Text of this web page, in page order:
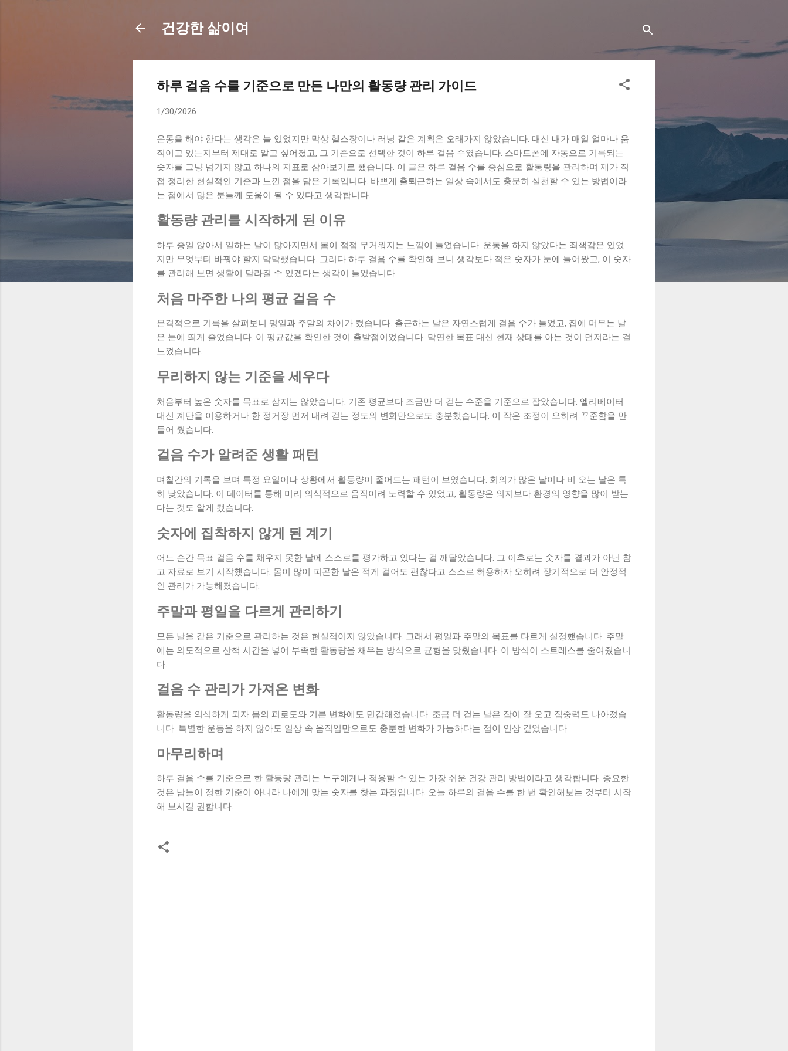
건강한 삶이여
하루 걸음 수를 기준으로 만든 나만의 활동량 관리 가이드
1/30/2026
운동을 해야 한다는 생각은 늘 있었지만 막상 헬스장이나 러닝 같은 계획은 오래가지 않았습니다. 대신 내가 매일 얼마나 움
직이고 있는지부터 제대로 알고 싶어졌고, 그 기준으로 선택한 것이 하루 걸음 수였습니다. 스마트폰에 자동으로 기록되는
숫자를 그냥 넘기지 않고 하나의 지표로 삼아보기로 했습니다. 이 글은 하루 걸음 수를 중심으로 활동량을 관리하며 제가 직
접 정리한 현실적인 기준과 느낀 점을 담은 기록입니다. 바쁘게 출퇴근하는 일상 속에서도 충분히 실천할 수 있는 방법이라
는 점에서 많은 분들께 도움이 될 수 있다고 생각합니다.
활동량 관리를 시작하게 된 이유
하루 종일 앉아서 일하는 날이 많아지면서 몸이 점점 무거워지는 느낌이 들었습니다. 운동을 하지 않았다는 죄책감은 있었
지만 무엇부터 바꿔야 할지 막막했습니다. 그러다 하루 걸음 수를 확인해 보니 생각보다 적은 숫자가 눈에 들어왔고, 이 숫자
를 관리해 보면 생활이 달라질 수 있겠다는 생각이 들었습니다.
처음 마주한 나의 평균 걸음 수
본격적으로 기록을 살펴보니 평일과 주말의 차이가 컸습니다. 출근하는 날은 자연스럽게 걸음 수가 늘었고, 집에 머무는 날
은 눈에 띄게 줄었습니다. 이 평균값을 확인한 것이 출발점이었습니다. 막연한 목표 대신 현재 상태를 아는 것이 먼저라는 걸
느꼈습니다.
무리하지 않는 기준을 세우다
처음부터 높은 숫자를 목표로 삼지는 않았습니다. 기존 평균보다 조금만 더 걷는 수준을 기준으로 잡았습니다. 엘리베이터
대신 계단을 이용하거나 한 정거장 먼저 내려 걷는 정도의 변화만으로도 충분했습니다. 이 작은 조정이 오히려 꾸준함을 만
들어 줬습니다.
걸음 수가 알려준 생활 패턴
며칠간의 기록을 보며 특정 요일이나 상황에서 활동량이 줄어드는 패턴이 보였습니다. 회의가 많은 날이나 비 오는 날은 특
히 낮았습니다. 이 데이터를 통해 미리 의식적으로 움직이려 노력할 수 있었고, 활동량은 의지보다 환경의 영향을 많이 받는
다는 것도 알게 됐습니다.
숫자에 집착하지 않게 된 계기
어느 순간 목표 걸음 수를 채우지 못한 날에 스스로를 평가하고 있다는 걸 깨달았습니다. 그 이후로는 숫자를 결과가 아닌 참
고 자료로 보기 시작했습니다. 몸이 많이 피곤한 날은 적게 걸어도 괜찮다고 스스로 허용하자 오히려 장기적으로 더 안정적
인 관리가 가능해졌습니다.
주말과 평일을 다르게 관리하기
모든 날을 같은 기준으로 관리하는 것은 현실적이지 않았습니다. 그래서 평일과 주말의 목표를 다르게 설정했습니다. 주말
에는 의도적으로 산책 시간을 넣어 부족한 활동량을 채우는 방식으로 균형을 맞췄습니다. 이 방식이 스트레스를 줄여줬습니
다.
걸음 수 관리가 가져온 변화
활동량을 의식하게 되자 몸의 피로도와 기분 변화에도 민감해졌습니다. 조금 더 걷는 날은 잠이 잘 오고 집중력도 나아졌습
니다. 특별한 운동을 하지 않아도 일상 속 움직임만으로도 충분한 변화가 가능하다는 점이 인상 깊었습니다.
마무리하며
하루 걸음 수를 기준으로 한 활동량 관리는 누구에게나 적용할 수 있는 가장 쉬운 건강 관리 방법이라고 생각합니다. 중요한
것은 남들이 정한 기준이 아니라 나에게 맞는 숫자를 찾는 과정입니다. 오늘 하루의 걸음 수를 한 번 확인해보는 것부터 시작
해 보시길 권합니다.